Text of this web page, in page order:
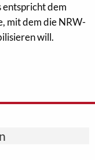
dem
mit dem die NRW-
will.